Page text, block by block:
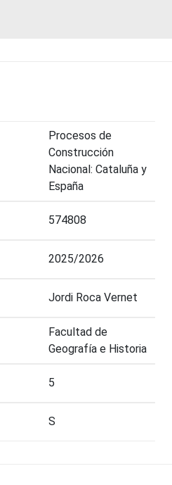
Procesos de
Construcción
Nacional: Cataluña y
España
574808
2025/2026
Jordi Roca Vernet
Facultad de
Geografía e Historia
5
S